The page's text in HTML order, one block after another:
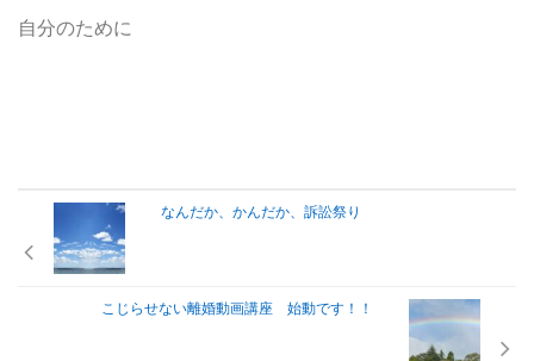
自分のために
なんだか、かんだか、訴訟祭り
こじらせない離婚動画講座 始動です！！